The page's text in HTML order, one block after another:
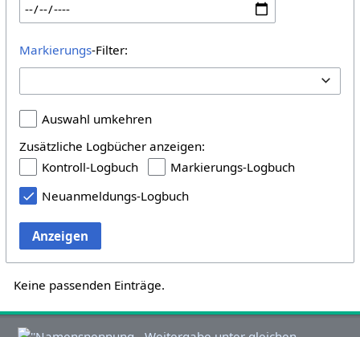
Markierungs-Filter:
Auswahl umkehren
Zusätzliche Logbücher anzeigen:
Kontroll-Logbuch
Markierungs-Logbuch
Neuanmeldungs-Logbuch
Anzeigen
Keine passenden Einträge.